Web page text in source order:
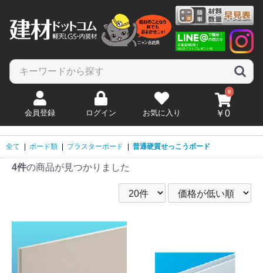
会員登録 ログイン お気に入り
0
￥0
全て | ボード類 | プラスターボード | 普通硬質せっこうボード
4件の商品が見つかりました